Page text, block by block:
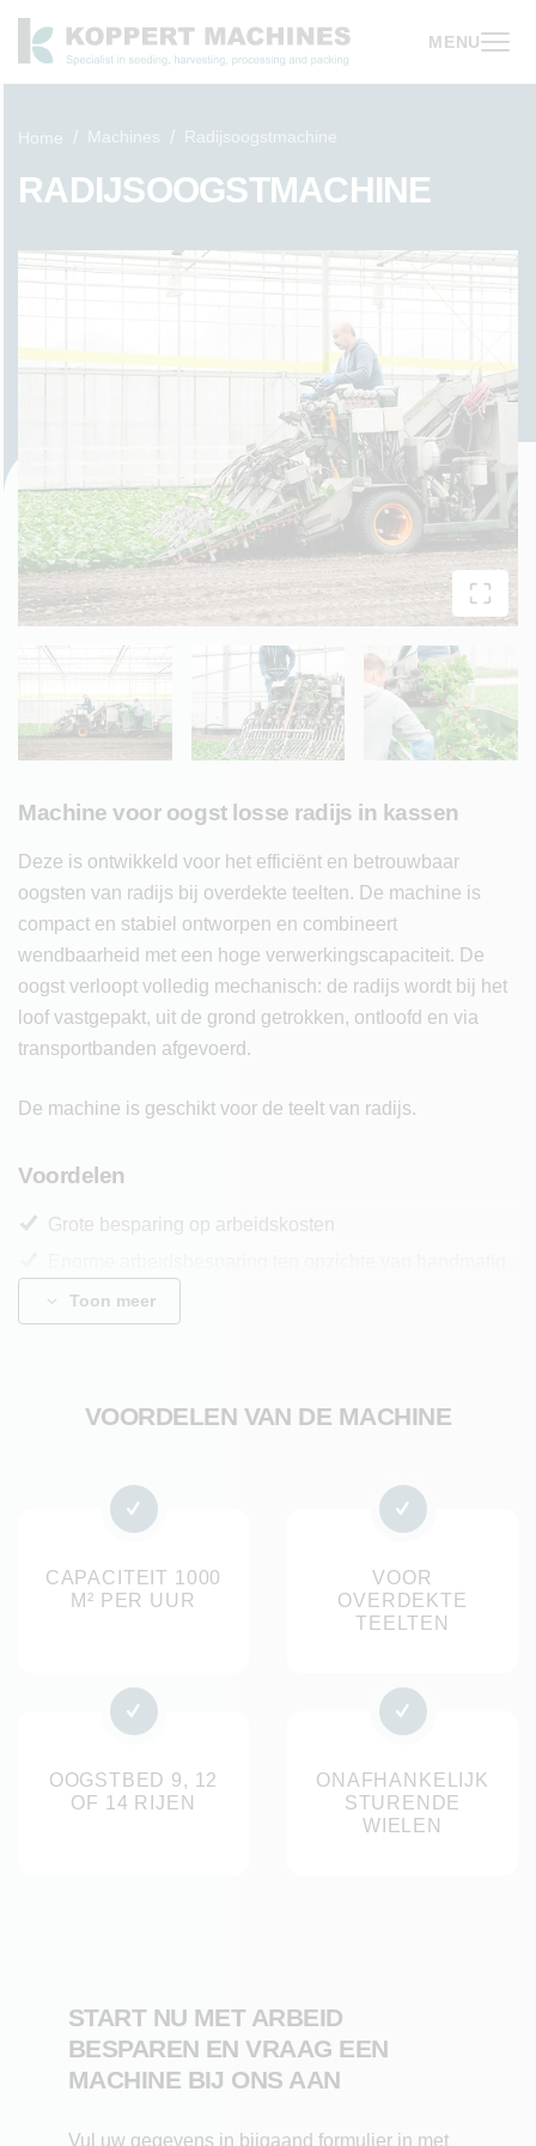
MENU
Home Machines Radijsoogstmachine
RADIJSOOGSTMACHINE
Machine voor oogst losse radijs in kassen
Deze is ontwikkeld voor het efficiënt en betrouwbaar
oogsten van radijs bij overdekte teelten. De machine is
compact en stabiel ontworpen en combineert
wendbaarheid met een hoge verwerkingscapaciteit. De
oogst verloopt volledig mechanisch: de radijs wordt bij het
loof vastgepakt, uit de grond getrokken, ontloofd en via
transportbanden afgevoerd.
De machine is geschikt voor de teelt van radijs.
Voordelen
Grote besparing op arbeidskosten
oogsten
Wielen: onafhankelijk hydraulisch aangestuurde, extra
Resultaat
waardoor een consistent product ontstaat met een hoge
verwerkingskwaliteit. Dit ondersteunt een gelijkmatige
sortering en zorgt voor een stabiel eindproduct dat goed
inzetbaar is in verdere verwerkings- en verpakkingslijnen.
Aandrijving: zelfrijdend, hydraulisch met Kubota
Wielen: onafhankelijk hydraulisch aangestuurde,
extra grote geprofileerde banden
Loofafvoer: optioneel, afhankelijk van uitvoering
Containervervoer: mogelijkheid tot trekken van
wagen
Toon meer
VOORDELEN VAN DE MACHINE
CAPACITEIT 1000
M² PER UUR
VOOR
OVERDEKTE
TEELTEN
OOGSTBED 9, 12
OF 14 RIJEN
ONAFHANKELIJK
STURENDE
WIELEN
START NU MET ARBEID
BESPAREN EN VRAAG EEN
MACHINE BIJ ONS AAN
Vul uw gegevens in bijgaand formulier in met